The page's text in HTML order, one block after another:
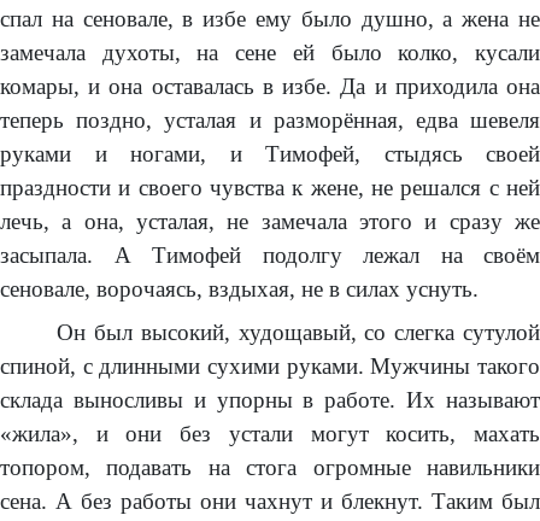
спал на сеновале, в избе ему было душно, а жена не
замечала духоты, на сене ей было колко, кусали
комары, и она оставалась в избе. Да и приходила она
теперь поздно, усталая и разморённая, едва шевеля
руками и ногами, и Тимофей, стыдясь своей
праздности и своего чувства к жене, не решался с ней
лечь, а она, усталая, не замечала этого и сразу же
засыпала. А Тимофей подолгу лежал на своём
сеновале, ворочаясь, вздыхая, не в силах уснуть.
Он был высокий, худощавый, со слегка сутулой
спиной, с длинными сухими руками. Мужчины такого
склада выносливы и упорны в работе. Их называют
«жила», и они без устали могут косить, махать
топором, подавать на стога огромные навильники
сена. А без работы они чахнут и блекнут. Таким был